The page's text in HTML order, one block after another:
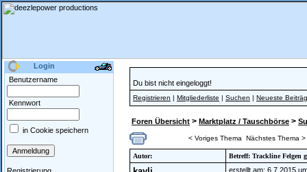
Login
Benutzername
Kennwort
in Cookie speichern
Du bist nicht eingeloggt!
Registrieren | Mitgliederliste | Suchen | Neueste
Foren Übersicht > Marktplatz / Tauschbörse >
< Voriges Thema Nächstes Thema >
Autor: Betreff: Trackline Felgen
erstellt am: 6.7.2015